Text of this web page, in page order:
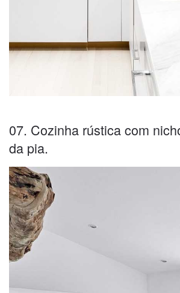
07. Cozinha rústica com
da pia.